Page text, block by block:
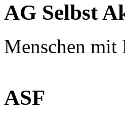
AG Selbst
Menschen mit
ASF